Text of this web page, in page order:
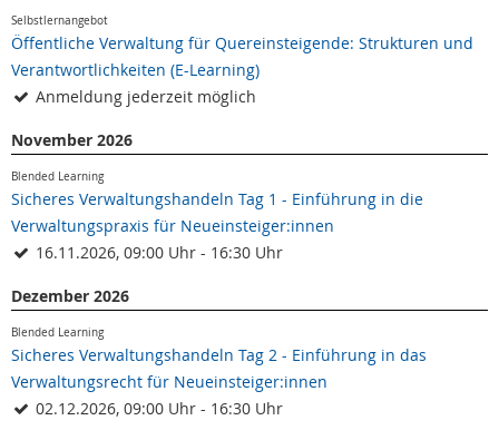
Selbstlernangebot
Öffentliche Verwaltung für Quereinsteigende: Strukturen und
Verantwortlichkeiten (E-Learning)
Anmeldung jederzeit möglich
November 2026
Blended Learning
Sicheres Verwaltungshandeln Tag 1 - Einführung in die
Verwaltungspraxis für Neueinsteiger:innen
16.11.2026, 09:00 Uhr - 16:30 Uhr
Dezember 2026
Blended Learning
Sicheres Verwaltungshandeln Tag 2 - Einführung in das
Verwaltungsrecht für Neueinsteiger:innen
02.12.2026, 09:00 Uhr - 16:30 Uhr